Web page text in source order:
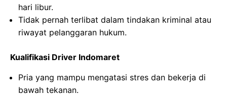
hari libur.
Tidak pernah terlibat dalam tindakan kriminal atau
riwayat pelanggaran hukum.
Kualifikasi Driver Indomaret
Pria yang mampu mengatasi stres dan bekerja di
bawah tekanan.